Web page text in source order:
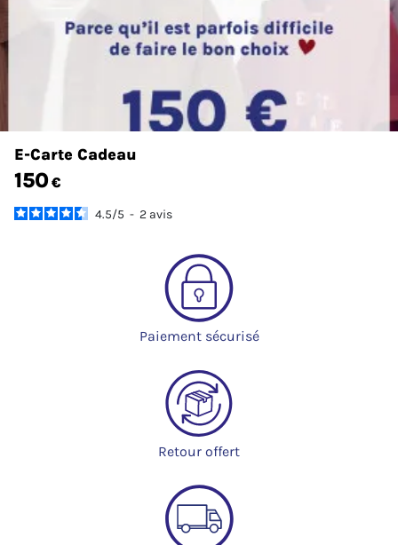
E-Carte Cadeau
150€
4.5/5 - 2 avis
Paiement sécurisé
Retour offert